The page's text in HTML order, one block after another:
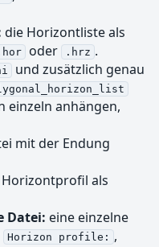
die Horizontliste als
oder .hrz .
und zusätzlich genau
einzeln anhängen,
mit der Endung
als
Datei: eine einzelne
Horizon profile: ,